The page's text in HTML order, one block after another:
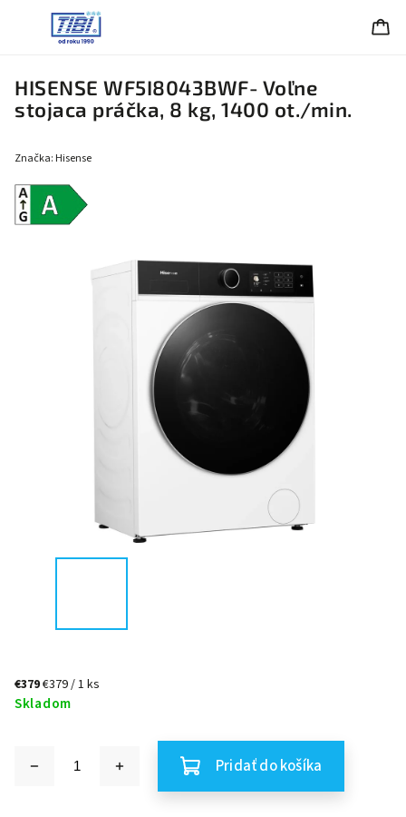
HISENSE WF5I8043BWF- Voľne
stojaca práčka, 8 kg, 1400 ot./min.
Energetická
trieda A
Značka: Hisense
€379€379 / 1 ks
Skladom
Pridať do košíka